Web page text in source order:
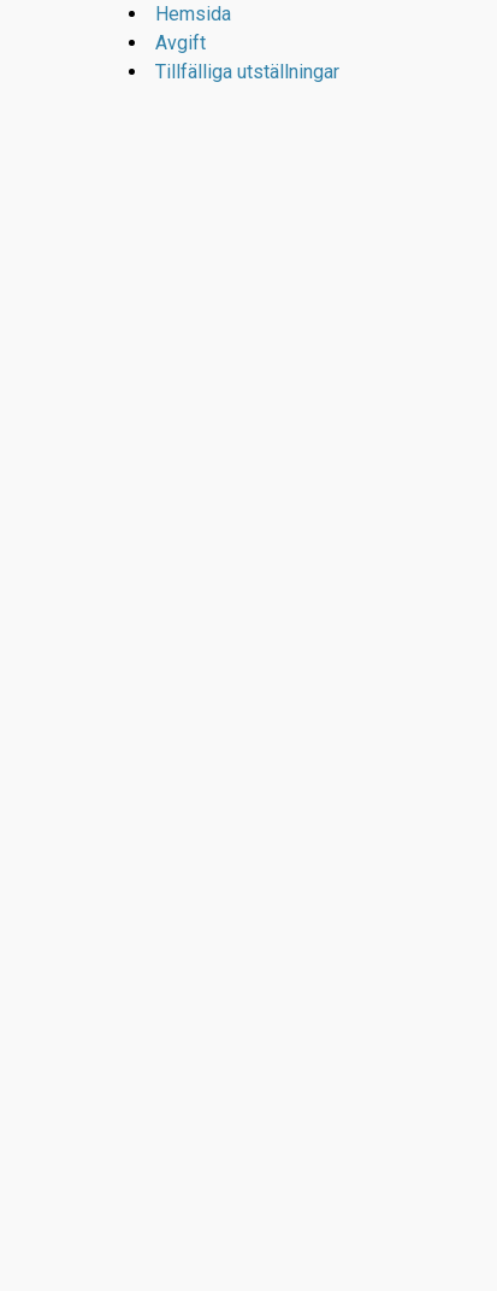
Kafé med gott hembakat bröd.
Kungsvägen 11 Arvika
Hemsida
Avgift
Tillfälliga utställningar